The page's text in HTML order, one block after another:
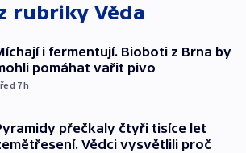
rubriky Věda
i fermentují. Bioboti z Brna by
pomáhat vařit pivo
7h
přečkaly čtyři tisíce let
Vědci vysvětlili proč